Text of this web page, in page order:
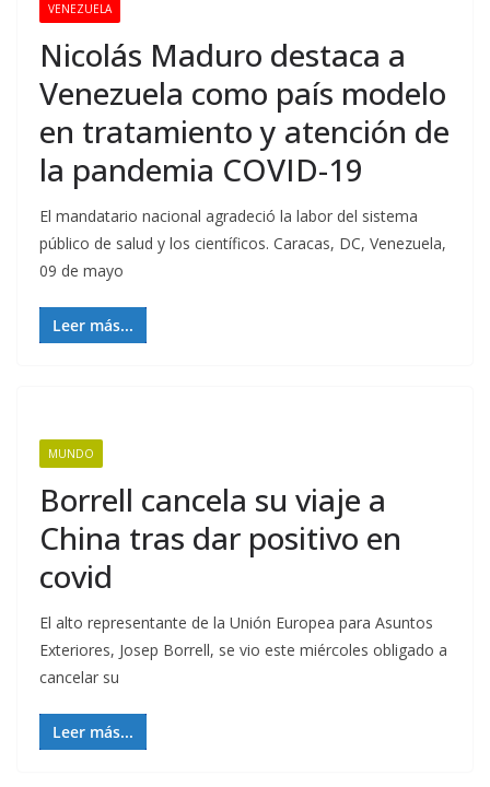
VENEZUELA
Nicolás Maduro destaca a
Venezuela como país modelo
en tratamiento y atención de
la pandemia COVID-19
El mandatario nacional agradeció la labor del sistema
público de salud y los científicos. Caracas, DC, Venezuela,
09 de mayo
Leer más...
MUNDO
Borrell cancela su viaje a
China tras dar positivo en
covid
El alto representante de la Unión Europea para Asuntos
Exteriores, Josep Borrell, se vio este miércoles obligado a
cancelar su
Leer más...